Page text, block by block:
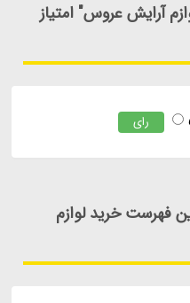
آرایش عروس" امتیاز
رای
فهرست خرید لوازم